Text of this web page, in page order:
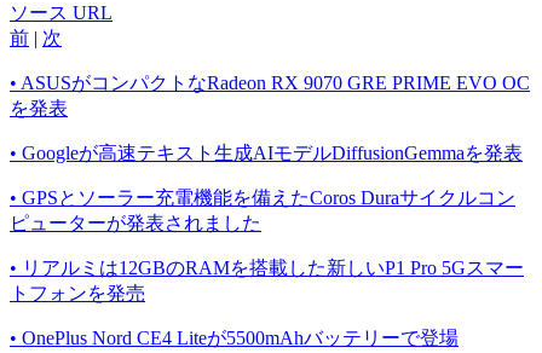
ソース URL
前 | 次
• ASUSがコンパクトなRadeon RX 9070 GRE PRIME EVO OC
を発表
• Googleが高速テキスト生成AIモデルDiffusionGemmaを発表
• GPSとソーラー充電機能を備えたCoros Duraサイクルコン
ピューターが発表されました
• リアルミは12GBのRAMを搭載した新しいP1 Pro 5Gスマー
トフォンを発売
• OnePlus Nord CE4 Liteが5500mAhバッテリーで登場